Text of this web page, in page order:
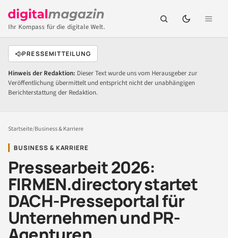
Ihr Kompass für die digitale Welt.
PRESSEMITTEILUNG
Hinweis der Redaktion: Dieser Text wurde uns vom Herausgeber zur
Veröffentlichung übermittelt und entspricht nicht der unabhängigen
Berichterstattung der Redaktion.
Startseite/Business & Karriere
BUSINESS & KARRIERE
Pressearbeit 2026:
FIRMEN.directory startet
DACH-Presseportal für
Unternehmen und PR-